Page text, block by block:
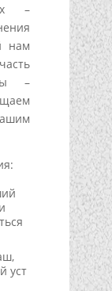
–
нам
–
уст